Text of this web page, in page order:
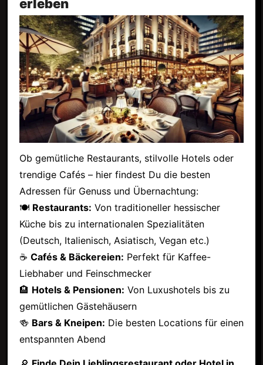
erleben
Ob gemütliche Restaurants, stilvolle Hotels oder
trendige Cafés – hier findest Du die besten
Adressen für Genuss und Übernachtung:
🍽 Restaurants: Von traditioneller hessischer
Küche bis zu internationalen Spezialitäten
(Deutsch, Italienisch, Asiatisch, Vegan etc.)
☕ Cafés & Bäckereien: Perfekt für Kaffee-
Liebhaber und Feinschmecker
🏨 Hotels & Pensionen: Von Luxushotels bis zu
gemütlichen Gästehäusern
🍻 Bars & Kneipen: Die besten Locations für einen
entspannten Abend